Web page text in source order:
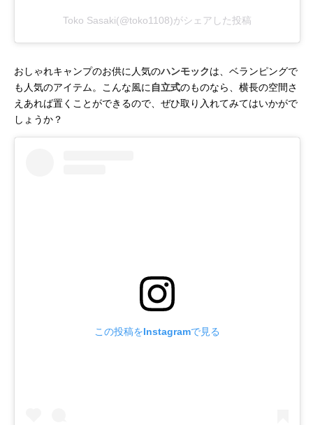
Toko Sasaki(@toko1108)がシェアした投稿
おしゃれキャンプのお供に人気のハンモックは、ベランピングで
も人気のアイテム。こんな風に自立式のものなら、横長の空間さ
えあれば置くことができるので、ぜひ取り入れてみてはいかがで
しょうか？
この投稿をInstagramで見る